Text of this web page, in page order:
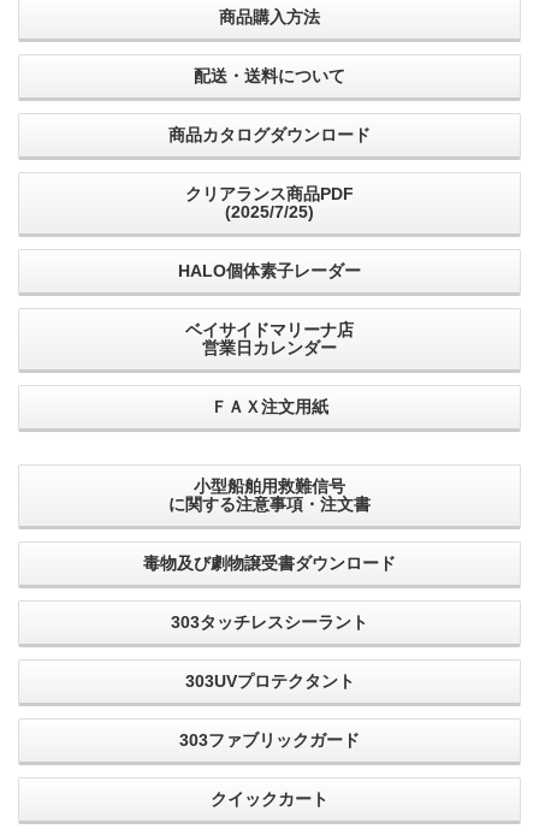
商品購入方法
配送・送料について
商品カタログダウンロード
クリアランス商品PDF
(2025/7/25)
HALO個体素子レーダー
ベイサイドマリーナ店
営業日カレンダー
ＦＡＸ注文用紙
小型船舶用救難信号
に関する注意事項・注文書
毒物及び劇物譲受書ダウンロード
303タッチレスシーラント
303UVプロテクタント
303ファブリックガード
クイックカート